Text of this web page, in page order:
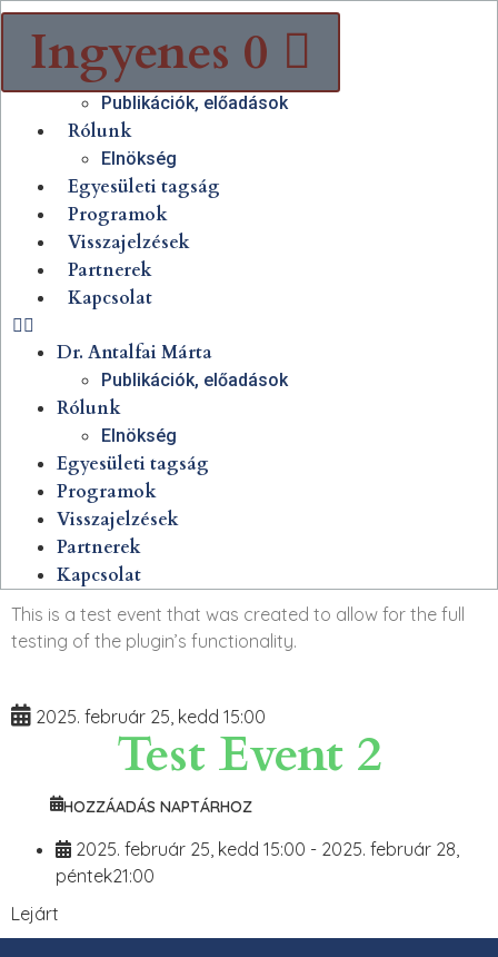
Ingyenes 0
Dr. Antalfai Márta
Publikációk, előadások
Rólunk
Elnökség
Egyesületi tagság
Programok
Visszajelzések
Partnerek
Kapcsolat
Dr. Antalfai Márta
Publikációk, előadások
Rólunk
Elnökség
Egyesületi tagság
Programok
Visszajelzések
Partnerek
Kapcsolat
This is a test event that was created to allow for the full
testing of the plugin’s functionality.
2025. február 25, kedd 15:00
Test Event 2
HOZZÁADÁS NAPTÁRHOZ
2025. február 25, kedd 15:00 - 2025. február 28,
péntek21:00
Lejárt